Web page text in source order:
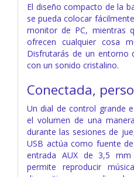
El diseño compacto de la
se pueda colocar
monitor de PC, mientras
ofrecen cualquier cosa
Disfrutarás de un entorno
con un sonido cristalino.
Conectada,
Un dial de control grande
el volumen de una
durante las sesiones de
USB actúa como fuente
entrada AUX de 3,5
permite reproducir